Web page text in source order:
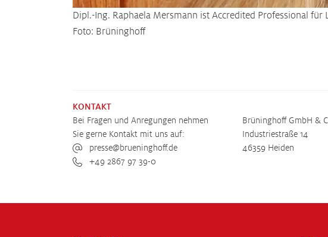
Dipl.-Ing. Raphaela Mersmann ist Accredited Professional
Foto: Brüninghoff
KONTAKT
Bei Fragen und Anregungen nehmen
Sie gerne Kontakt mit uns auf:
presse@brueninghoff.de
+49 2867 97 39-0
Brüninghoff GmbH &
Industriestraße 14
46359 Heiden